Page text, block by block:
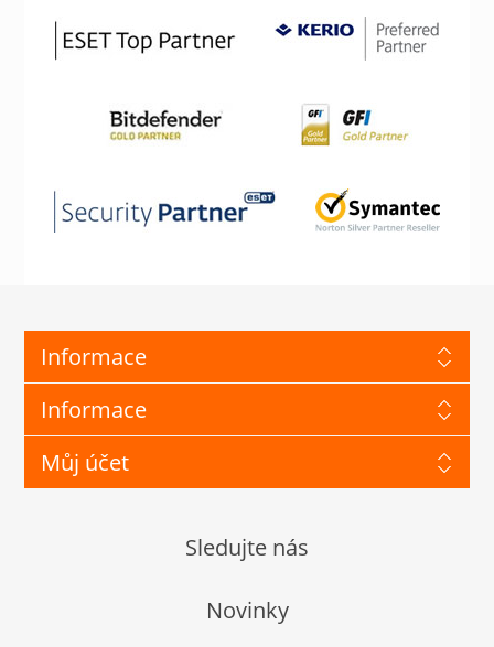
Informace
Informace
Můj účet
Sledujte nás
Novinky